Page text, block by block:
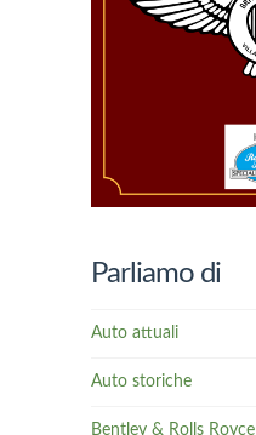
Parliamo di
Auto attuali
Auto storiche
Bentley & Rolls Royce